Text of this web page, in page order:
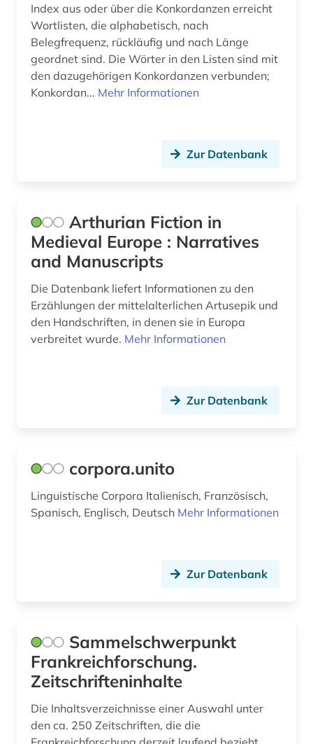
Index aus oder über die Konkordanzen erreicht
Wortlisten, die alphabetisch, nach
Belegfrequenz, rückläufig und nach Länge
geordnet sind. Die Wörter in den Listen sind mit
den dazugehörigen Konkordanzen verbunden;
Konkordan... Mehr Informationen
Zur Datenbank
Arthurian Fiction in
Medieval Europe : Narratives
and Manuscripts
Die Datenbank liefert Informationen zu den
Erzählungen der mittelalterlichen Artusepik und
den Handschriften, in denen sie in Europa
verbreitet wurde. Mehr Informationen
Zur Datenbank
corpora.unito
Linguistische Corpora Italienisch, Französisch,
Spanisch, Englisch, Deutsch Mehr Informationen
Zur Datenbank
Sammelschwerpunkt
Frankreichforschung.
Zeitschrifteninhalte
Die Inhaltsverzeichnisse einer Auswahl unter
den ca. 250 Zeitschriften, die die